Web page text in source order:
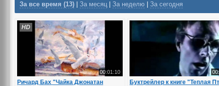
За все время (13) За месяц За неделю За сегодня
00:01:10
HD
Ричард Бах "Чайка Джонатан
Буктрейлер к книге "Теплая